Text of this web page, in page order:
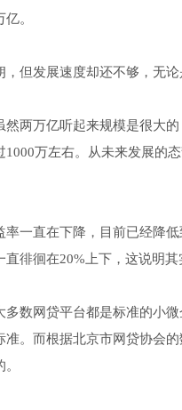
。
但发展速度却还不够，无
然两万亿听起来规模是很大
万左右。从未来发展的
率一直在下降，目前已经降
徘徊在20%上下，这说明
数网贷平台都是标准的小
。而根据北京市网贷协会